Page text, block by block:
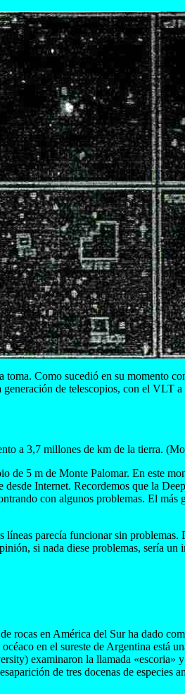
Como sucedió en su momento
de telescopios, con el VLT a
a 3,7 millones de km de la tierra.
de 5 m de Monte Palomar. En este
Internet. Recordemos que la
con algunos problemas. El
parecía funcionar sin
si nada diese problemas, sería
rocas en América del Sur ha dado
en el sureste de Argentina
examinaron la llamada «escoria»
de tres docenas de especies